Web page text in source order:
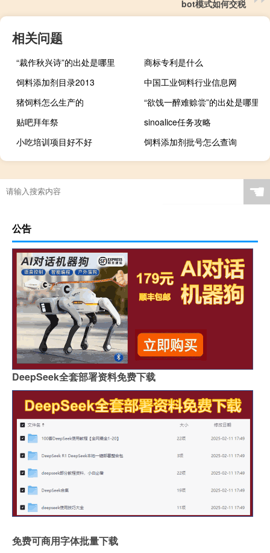
bot模式如何交税
相关问题
“裁作秋兴诗”的出处是哪里
商标专利是什么
饲料添加剂目录2013
中国工业饲料行业信息网
猪饲料怎么生产的
“欲饯一醉难赊尝”的出处是哪里
贴吧拜年祭
sinoalice任务攻略
小吃培训项目好不好
饲料添加剂批号怎么查询
☚
公告
DeepSeek全套部署资料免费下载
免费可商用字体批量下载